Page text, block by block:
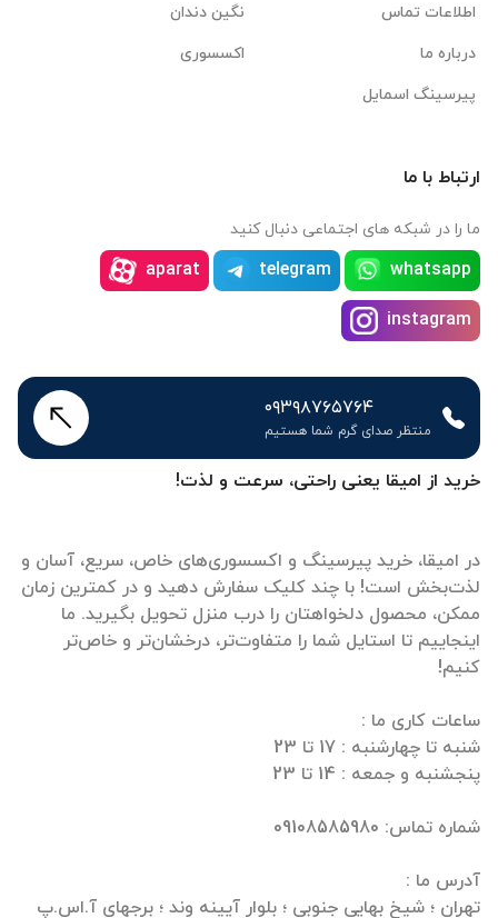
خرید از امیقا یعنی راحتی، سرعت و لذت!
در امیقا، خرید پیرسینگ و اکسسوری‌های خاص، سریع، آسان و
لذت‌بخش است! با چند کلیک سفارش دهید و در کمترین زمان
ممکن، محصول دلخواهتان را درب منزل تحویل بگیرید. ما
اینجاییم تا استایل شما را متفاوت‌تر، درخشان‌تر و خاص‌تر
تهران ؛ شیخ بهایی جنوبی ؛ بلوار آیینه وند ؛ برجهای آ.اس.پ
اطلاعات تماس
درباره ما
پیرسینگ اسمایل
نگین دندان
اکسسوری
ارتباط با ما
ما را در شبکه های اجتماعی دنبال کنید
whatsapp
telegram
aparat
instagram
۰۹۳۹۸۷۶۵۷۶۴
منتظر صدای گرم شما هستیم